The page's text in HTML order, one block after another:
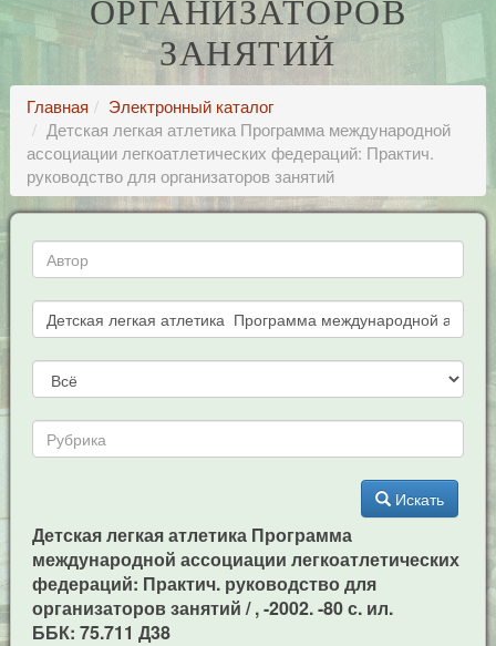
ОРГАНИЗАТОРОВ
ЗАНЯТИЙ
Главная
Электронный каталог
Детская легкая атлетика Программа международной
ассоциации легкоатлетических федераций: Практич.
руководство для организаторов занятий
Искать
Детская легкая атлетика Программа
международной ассоциации легкоатлетических
федераций: Практич. руководство для
организаторов занятий / , -2002. -80 с. ил.
ББК: 75.711 Д38